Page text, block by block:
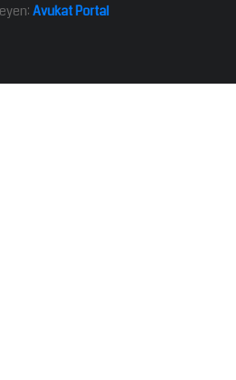
Avukat Portal